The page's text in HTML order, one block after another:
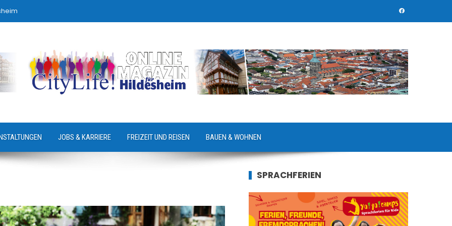
JOBS & KARRIERE FREIZEIT UND REISEN BAUEN & WOHNEN
SPRACHFERIEN